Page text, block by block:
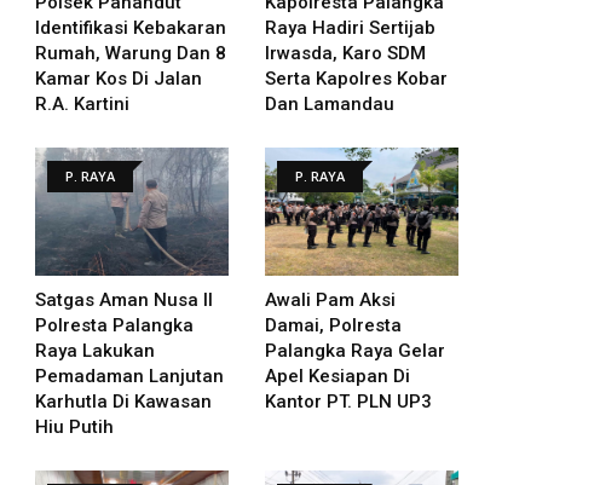
Identifikasi Kebakaran
Rumah, Warung Dan 8
Kamar Kos Di Jalan
R.A. Kartini
Raya Hadiri Sertijab
Irwasda, Karo SDM
Serta Kapolres Kobar
Dan Lamandau
P. RAYA
Satgas Aman Nusa II
Polresta Palangka
Raya Lakukan
Pemadaman Lanjutan
Karhutla Di Kawasan
Hiu Putih
P. RAYA
Awali Pam Aksi
Damai, Polresta
Palangka Raya Gelar
Apel Kesiapan Di
Kantor PT. PLN UP3